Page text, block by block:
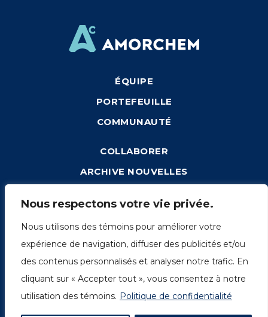
Nous respectons votre vie privée.
Nous utilisons des témoins pour améliorer votre
expérience de navigation, diffuser des publicités et/ou
des contenus personnalisés et analyser notre trafic. En
cliquant sur « Accepter tout », vous consentez à notre
utilisation des témoins. Politique de confidentialité
ÉQUIPE
PORTEFEUILLE
COMMUNAUTÉ
COLLABORER
ARCHIVE NOUVELLES
Montréal (Québec) H3H 2A1
info@amorchem.com